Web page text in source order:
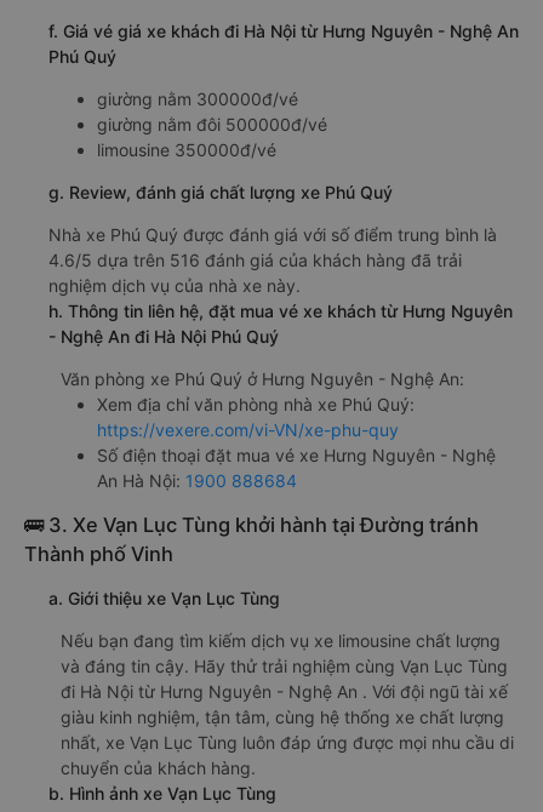
f. Giá vé giá xe khách đi Hà Nội từ Hưng Nguyên - Nghệ An
Phú Quý
giường nằm 300000đ/vé
giường nằm đôi 500000đ/vé
limousine 350000đ/vé
g. Review, đánh giá chất lượng xe Phú Quý
Nhà xe Phú Quý được đánh giá với số điểm trung bình là
4.6/5 dựa trên 516 đánh giá của khách hàng đã trải
nghiệm dịch vụ của nhà xe này.
h. Thông tin liên hệ, đặt mua vé xe khách từ Hưng Nguyên
- Nghệ An đi Hà Nội Phú Quý
Văn phòng xe Phú Quý ở Hưng Nguyên - Nghệ An:
Xem địa chỉ văn phòng nhà xe Phú Quý:
https://vexere.com/vi-VN/xe-phu-quy
Số điện thoại đặt mua vé xe Hưng Nguyên - Nghệ
An Hà Nội: 1900 888684
🚌 3. Xe Vạn Lục Tùng khởi hành tại Đường tránh
Thành phố Vinh
a. Giới thiệu xe Vạn Lục Tùng
Nếu bạn đang tìm kiếm dịch vụ xe limousine chất lượng
và đáng tin cậy. Hãy thử trải nghiệm cùng Vạn Lục Tùng
đi Hà Nội từ Hưng Nguyên - Nghệ An . Với đội ngũ tài xế
giàu kinh nghiệm, tận tâm, cùng hệ thống xe chất lượng
nhất, xe Vạn Lục Tùng luôn đáp ứng được mọi nhu cầu di
chuyển của khách hàng.
b. Hình ảnh xe Vạn Lục Tùng